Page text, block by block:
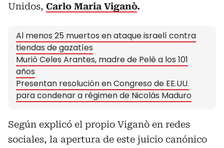
Unidos, Carlo Maria Viganò.
Al menos 25 muertos en ataque israelí contra
tiendas de gazatíes
Murió Celes Arantes, madre de Pelé a los 101
años
Presentan resolución en Congreso de EE.UU.
para condenar a régimen de Nicolás Maduro
Según explicó el propio Viganò en redes
sociales, la apertura de este juicio canónico